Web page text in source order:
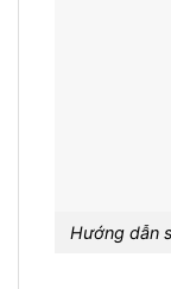
Hướng dẫn